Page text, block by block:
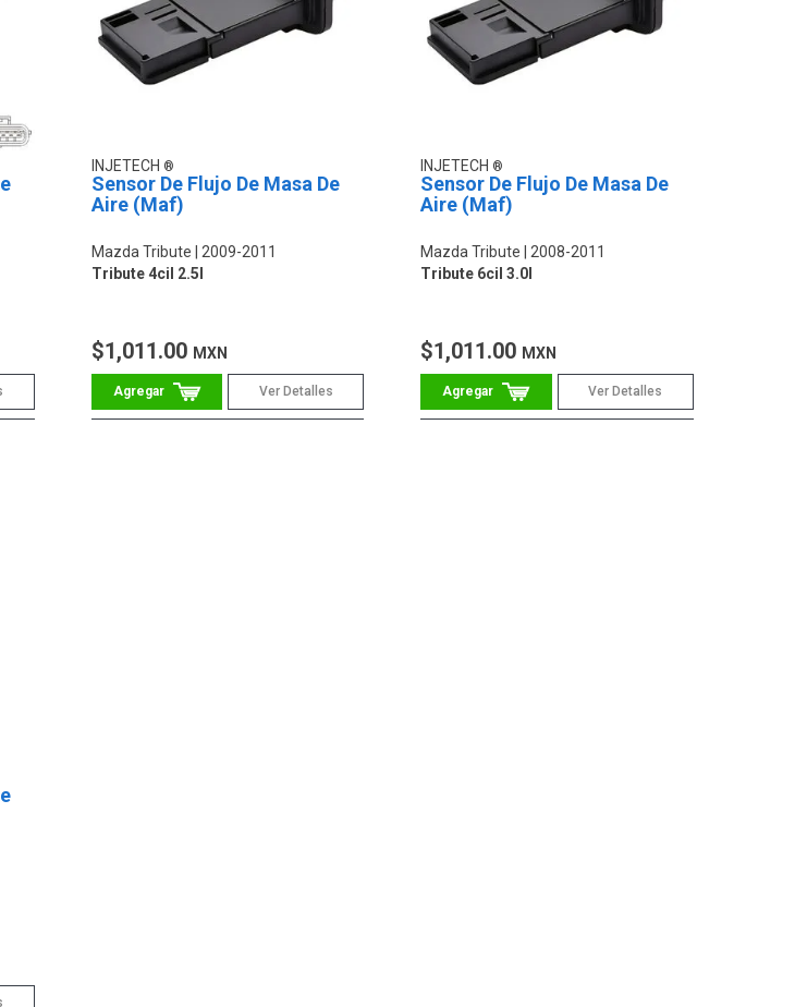
INJETECH
Sensor De Flujo De Masa De
Aire (Maf)
Mazda Tribute
2009-2011
Tribute 4cil 2.5l
$1,011.00 MXN
Ver Detalles
INJETECH
Sensor De Flujo De Masa De
Aire (Maf)
Mazda Tribute
2008-2011
Tribute 6cil 3.0l
$1,011.00 MXN
Ver Detalles